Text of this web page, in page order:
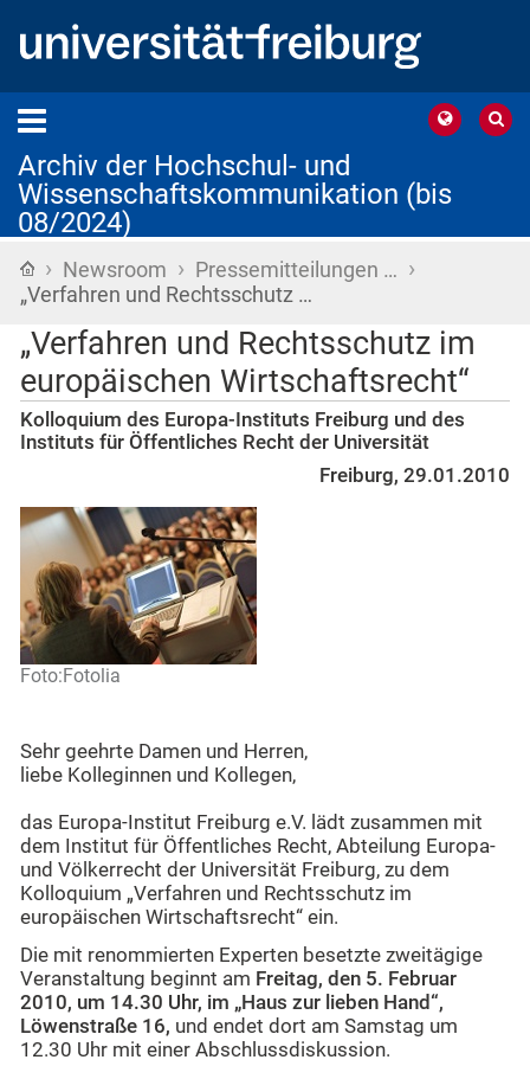
Archiv der Hochschul- und
Wissenschaftskommunikation (bis
08/2024)
Startseite
› Newsroom › Pressemitteilungen … ›
„Verfahren und Rechtsschutz …
„Verfahren und Rechtsschutz im
europäischen Wirtschaftsrecht“
Kolloquium des Europa-Instituts Freiburg und des
Instituts für Öffentliches Recht der Universität
Freiburg, 29.01.2010
Foto:Fotolia
Sehr geehrte Damen und Herren,
liebe Kolleginnen und Kollegen,
das Europa-Institut Freiburg e.V. lädt zusammen mit
dem Institut für Öffentliches Recht, Abteilung Europa-
und Völkerrecht der Universität Freiburg, zu dem
Kolloquium „Verfahren und Rechtsschutz im
europäischen Wirtschaftsrecht“ ein.
Die mit renommierten Experten besetzte zweitägige
Veranstaltung beginnt am Freitag, den 5. Februar
2010, um 14.30 Uhr, im „Haus zur lieben Hand“,
Löwenstraße 16, und endet dort am Samstag um
12.30 Uhr mit einer Abschlussdiskussion.